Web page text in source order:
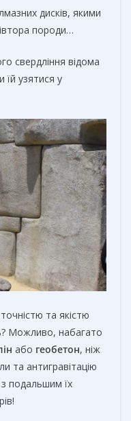
дисків, якими
породи…
свердління відома
їй узятися у
та якістю
Можливо, набагато
або геобетон, ніж
та антигравітацію
подальшим їх